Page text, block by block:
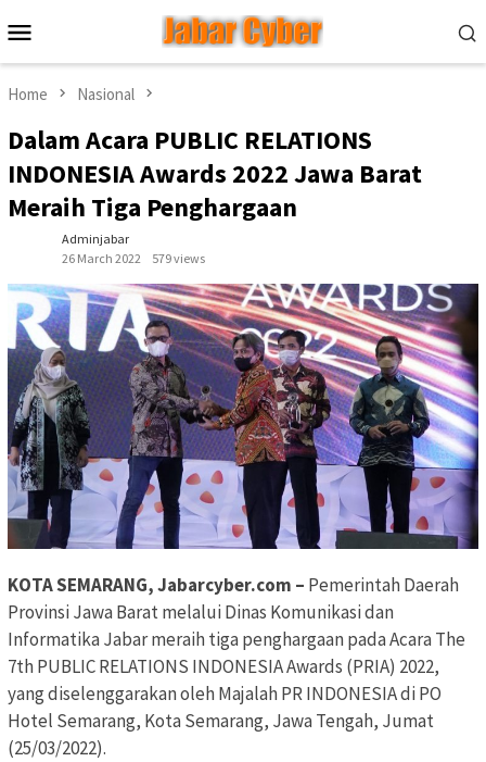
to
contentMenu
Home Nasional
Dalam Acara PUBLIC RELATIONS
INDONESIA Awards 2022 Jawa Barat
Meraih Tiga Penghargaan
Adminjabar
26 March 2022
579 views
KOTA SEMARANG, Jabarcyber.com – Pemerintah Daerah
Provinsi Jawa Barat melalui Dinas Komunikasi dan
Informatika Jabar meraih tiga penghargaan pada Acara The
7th PUBLIC RELATIONS INDONESIA Awards (PRIA) 2022,
yang diselenggarakan oleh Majalah PR INDONESIA di PO
Hotel Semarang, Kota Semarang, Jawa Tengah, Jumat
(25/03/2022).